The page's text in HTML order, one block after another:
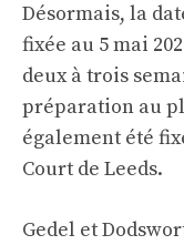
Désormais, la
fixée au 5 mai
deux à trois
préparation au
également été
Court de Leeds.
Gedel et